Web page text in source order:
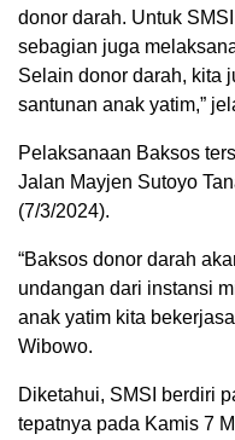
donor darah. Untuk
sebagian juga
Selain donor darah, kita
santunan anak yatim,”
Pelaksanaan Baksos
Jalan Mayjen Sutoyo
(7/3/2024).
“Baksos donor darah
undangan dari instansi
anak yatim kita
Wibowo.
Diketahui, SMSI berdiri
tepatnya pada Kamis 7